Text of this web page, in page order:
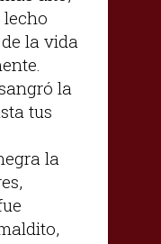
lecho
la vida
la
tus
la